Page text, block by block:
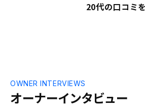
20代の口コミ
オーナーインタビュー
OWNER INTERVIEWS